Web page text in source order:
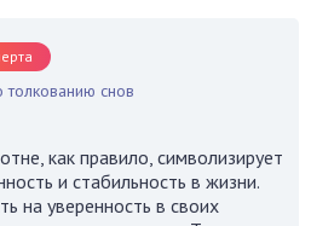
толкованию снов
как правило, символизирует
и стабильность в жизни.
на уверенность в своих